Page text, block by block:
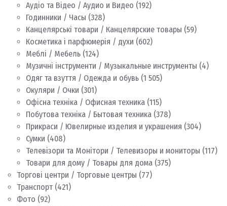
Аудіо та Відео / Аудио и Видео (192)
Годинники / Часы (328)
Канцелярські товари / Канцелярские товары (59)
Косметика і парфюмерія / духи (602)
Меблі / Мебель (124)
Музичні інструменти / Музыкальные инструменты (4)
Одяг та взуття / Одежда и обувь (1 505)
Окуляри / Очки (301)
Офісна техніка / Офисная техника (115)
Побутова техніка / Бытовая техника (378)
Прикраси / Ювелирные изделия и украшения (304)
Сумки (408)
Телевізори та Монітори / Телевизоры и мониторы (117)
Товари для дому / Товары для дома (375)
Торгові центри / Торговые центры (77)
Транспорт (421)
Фото (92)